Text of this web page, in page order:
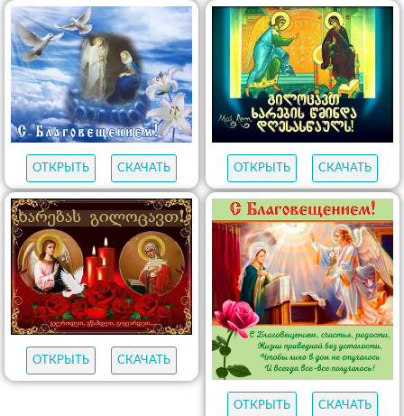
ОТКРЫТЬ СКАЧАТЬ ОТКРЫТЬ СКАЧАТЬ
ОТКРЫТЬ СКАЧАТЬ
ОТКРЫТЬ СКАЧАТЬ